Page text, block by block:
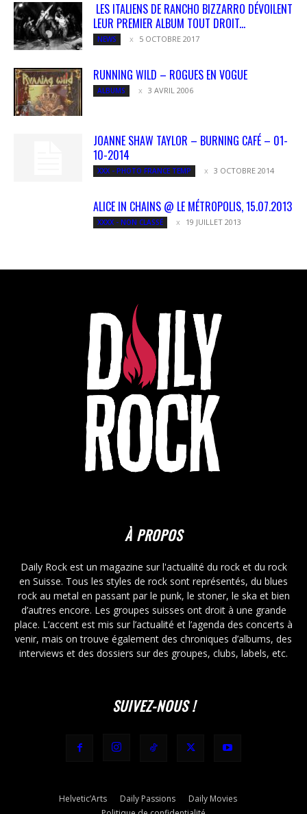
LES ITALIENS DE RANCHO BIZZARRO DÉVOILENT
LEUR PREMIER ALBUM TOUT DROIT...
NEWS 5 OCTOBRE 2017
RUNNING WILD – ROGUES EN VOGUE
ALBUMS 3 AVRIL 2006
JOANNE SHAW TAYLOR – BURNING CAFÉ – 01-
10-2014
XXX - PHOTO FRANCE TEMP 3 OCTOBRE 2014
ALICE IN CHAINS @ LE MÉTROPOLIS, 15.07.2013
XXXX - NON CLASSÉ 19 JUILLET 2013
À PROPOS
Daily Rock est un magazine sur l'actualité du rock et du rock
en Suisse. Tous les styles de rock sont représentés, du blues
rock au metal en passant par le punk, le stoner, le ska et bien
d’autres encore. Les groupes suisses ont droit à une grande
place. L’accent est mis sur l’actualité et l’agenda des concerts à
venir, mais on trouve également des chroniques d’albums, des
interviews et des dossiers sur des groupes, clubs, labels, etc.
SUIVEZ-NOUS !
Helvetic’Arts Daily Passions
Daily Movies